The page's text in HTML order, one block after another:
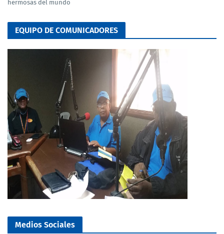
hermosas del mundo
EQUIPO DE COMUNICADORES
Medios Sociales